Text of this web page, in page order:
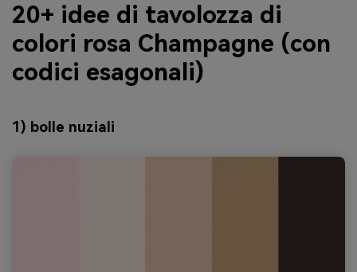
20+ idee di tavolozza di
colori rosa Champagne (con
codici esagonali)
1) bolle nuziali